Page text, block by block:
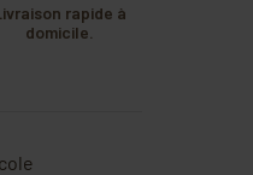
rapide à
domicile.